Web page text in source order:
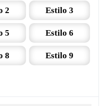
2 Estilo 3
5 Estilo 6
8 Estilo 9